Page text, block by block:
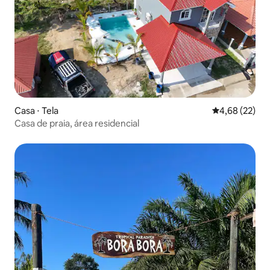
Casa ⋅ Tela 4,68 de uma
4,68 (22)
Casa de praia, área residencial